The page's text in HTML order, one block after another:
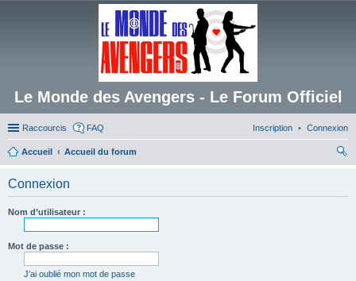
Le Monde des Avengers - Le Forum Officiel
Raccourcis FAQ Connexion
Inscription
Accueil
Accueil du forum
Connexion
Nom d’utilisateur :
Mot de passe :
J’ai oublié mon mot de passe